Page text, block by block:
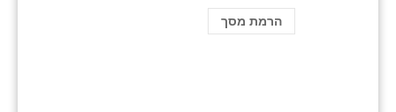
הרמת מסך